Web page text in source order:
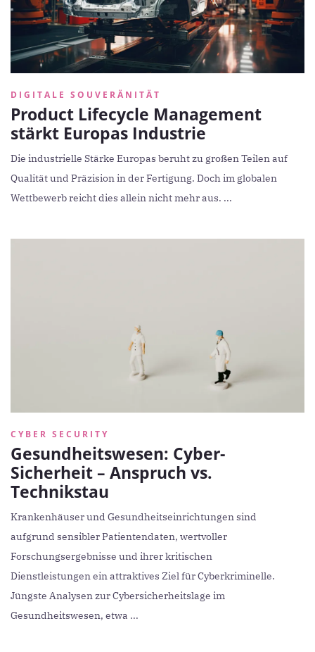
DIGITALE SOUVERÄNITÄT
Product Lifecycle Management
stärkt Europas Industrie
Die industrielle Stärke Europas beruht zu großen Teilen auf
Qualität und Präzision in der Fertigung. Doch im globalen
Wettbewerb reicht dies allein nicht mehr aus. ...
CYBER SECURITY
Gesundheitswesen: Cyber-
Sicherheit – Anspruch vs.
Technikstau
Krankenhäuser und Gesundheitseinrichtungen sind
aufgrund sensibler Patientendaten, wertvoller
Forschungsergebnisse und ihrer kritischen
Dienstleistungen ein attraktives Ziel für Cyberkriminelle.
Jüngste Analysen zur Cybersicherheitslage im
Gesundheitswesen, etwa ...